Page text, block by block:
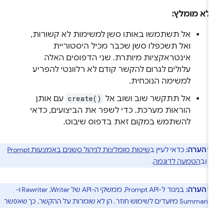
לא מומלץ:
אל תשתמשו באותו סשן למשימות לא קשורות,
ואל תשכפלו סשן שכבר מכיל היסטוריית
אינטראקציות מיותרת. שני הדפוסים האלה
עלולים לגרום להקשר קודם לא רלוונטי להפריע
למשימה הנוכחית.
אל תתקשר שוב ושוב אל create() עם אותן
הוראות מערכת. כדי לשפר את הביצועים, כדאי
להשתמש במקום זאת בדפוס שיבוט.
הערה:כדאי לעיין ב
שיטות מומלצות לניהול סשנים באמצעות Prompt
הטמעה לדוגמה.
הערה:
בניגוד ל-Prompt API, ממשקי ה-API של Writer,‏ Rewriter ו-
Summarizer מיועדים לשימוש חוזר. הן לא שומרות על ההקשר, כך שאפשר